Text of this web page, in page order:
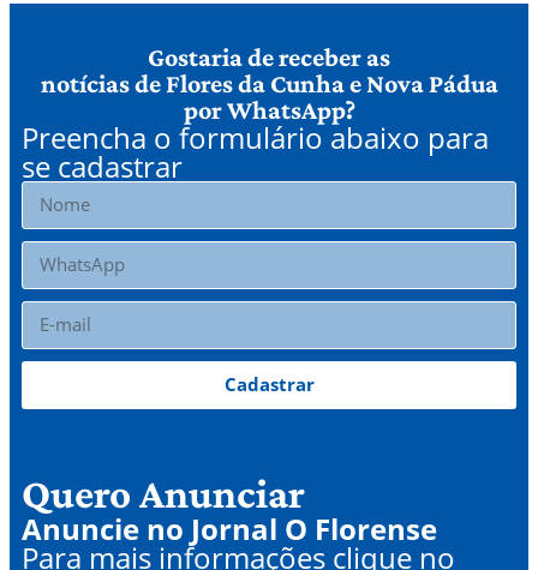
Gostaria de receber as
notícias de Flores da Cunha e Nova Pádua
por WhatsApp?
Preencha o formulário abaixo para
se cadastrar
Cadastrar
Quero Anunciar
Anuncie no Jornal O Florense
Para mais informações clique no